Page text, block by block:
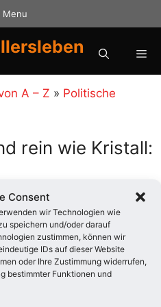
Consent
wir Technologien wie
speichern und/oder darauf
zustimmen, können wir
IDs auf dieser Website
oder Ihre Zustimmung widerrufen,
bestimmter Funktionen und
Menu
A – Z » Politische
rein wie Kristall:
Kristall, so warst du, o
hat dich getrennt nur